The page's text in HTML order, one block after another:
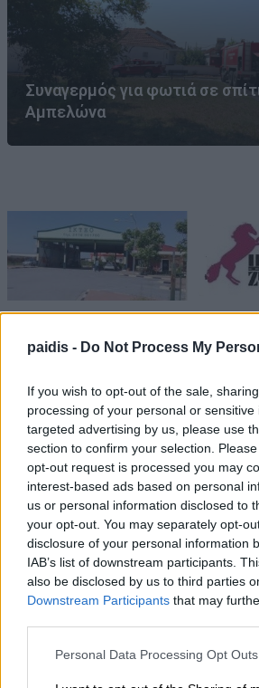
paidis - Do Not Process My
If you wish to opt-out of the sale,
processing of your personal or
targeted advertising by us, please use
section to confirm your selection.
opt-out request is processed you may
interest-based ads based on personal
us or personal information disclosed to
your opt-out. You may separately opt-
disclosure of your personal information
IAB’s list of downstream participants.
also be disclosed by us to third parties
Downstream Participants that may
Personal Data Processing Opt Outs
Συναγερμός για φωτιά σε
Αμπελώνα